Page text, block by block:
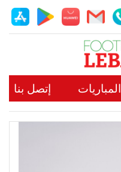
المباريات إتصل بنا